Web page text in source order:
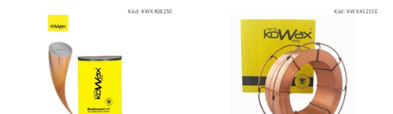
Kód: KWX408250 Kód:KWX41215E